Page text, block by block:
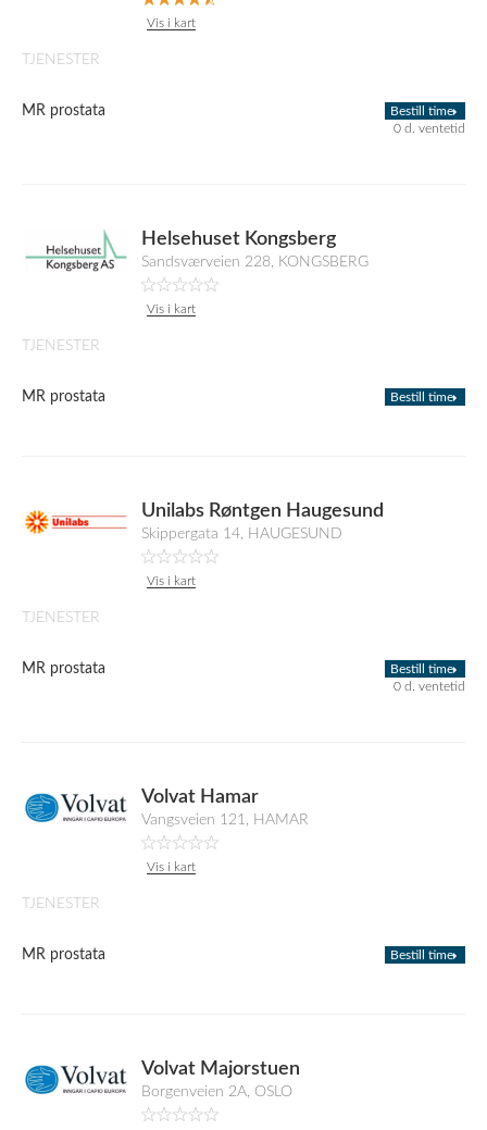
Vis i kart
TJENESTER
MR prostata
Bestill time
0 d. ventetid
Helsehuset Kongsberg
Sandsværveien 228, KONGSBERG
Vis i kart
TJENESTER
MR prostata Bestill time
Unilabs Røntgen Haugesund
Skippergata 14, HAUGESUND
Vis i kart
TJENESTER
MR prostata
Bestill time
0 d. ventetid
Volvat Hamar
Vangsveien 121, HAMAR
Vis i kart
TJENESTER
MR prostata Bestill time
Volvat Majorstuen
Borgenveien 2A, OSLO